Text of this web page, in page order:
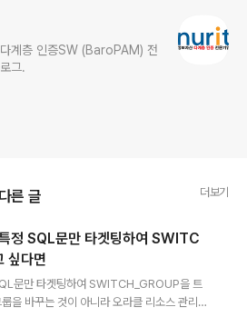
계층 인증SW (BaroPAM) 전
그.
른 글 더보기
정 SQL문만 타겟팅하여 SWITC
싶다면
문만 타겟팅하여 SWITCH_GROUP을 트
을 바꾸는 것이 아니라 오라클 리소스 관리